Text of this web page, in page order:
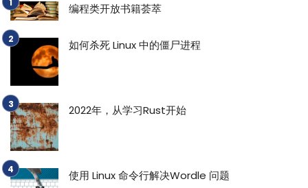
编程类开放书籍荟萃
如何杀死 Linux 中的僵尸进程
2022年，从学习Rust开始
使用 Linux 命令行解决Wordle 问题